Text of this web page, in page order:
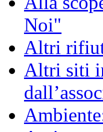
Noi"
Altri
Altri siti